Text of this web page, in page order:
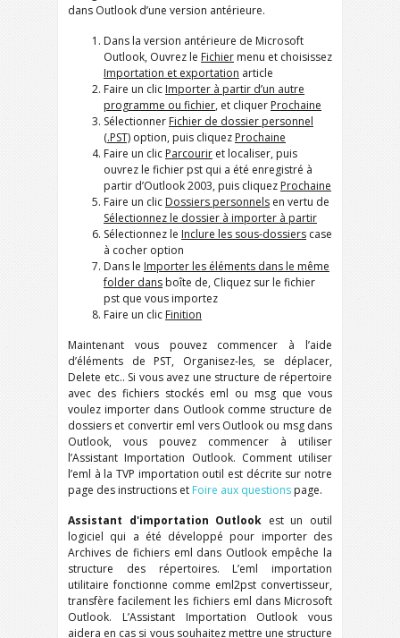
dans Outlook d’une version antérieure.
Dans la version antérieure de Microsoft
Outlook, Ouvrez le Fichier menu et choisissez
Importation et exportation article
Faire un clic Importer à partir d’un autre
programme ou fichier, et cliquer Prochaine
Sélectionner Fichier de dossier personnel
(.PST) option, puis cliquez Prochaine
Faire un clic Parcourir et localiser, puis
ouvrez le fichier pst qui a été enregistré à
partir d’Outlook 2003, puis cliquez Prochaine
Faire un clic Dossiers personnels en vertu de
Sélectionnez le dossier à importer à partir
Sélectionnez le Inclure les sous-dossiers case
à cocher option
Dans le Importer les éléments dans le même
folder dans boîte de, Cliquez sur le fichier
pst que vous importez
Faire un clic Finition
Maintenant vous pouvez commencer à l’aide
d’éléments de PST, Organisez-les, se déplacer,
Delete etc.. Si vous avez une structure de répertoire
avec des fichiers stockés eml ou msg que vous
voulez importer dans Outlook comme structure de
dossiers et convertir eml vers Outlook ou msg dans
Outlook, vous pouvez commencer à utiliser
l’Assistant Importation Outlook. Comment utiliser
l’eml à la TVP importation outil est décrite sur notre
page des instructions et Foire aux questions page.
Assistant d'importation Outlook est un outil
logiciel qui a été développé pour importer des
Archives de fichiers eml dans Outlook empêche la
structure des répertoires. L’eml importation
utilitaire fonctionne comme eml2pst convertisseur,
transfère facilement les fichiers eml dans Microsoft
Outlook. L’Assistant Importation Outlook vous
aidera en cas si vous souhaitez mettre une structure